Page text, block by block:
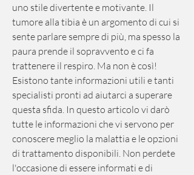
uno stile divertente e motivante. Il
tumore alla tibia è un argomento di cui si
sente parlare sempre di più, ma spesso la
paura prende il sopravvento e ci fa
trattenere il respiro. Ma non è così!
Esistono tante informazioni utili e tanti
specialisti pronti ad aiutarci a superare
questa sfida. In questo articolo vi darò
tutte le informazioni che vi servono per
conoscere meglio la malattia e le opzioni
di trattamento disponibili. Non perdete
l'occasione di essere informati e di